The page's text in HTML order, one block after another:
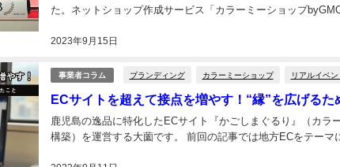
2023年9月15日
た。ネットショップ作成サービス「カラーミーショップ
事業者コラム ブランディング カラーミーショップ リアルイベン
ECサイトを超えて接点を増やす！“縁”を広げるた
鹿児島の逸品に特化したECサイト『かごしまぐるり』（カラ
構築）を運営する大薗です。 前回の記事では地方ECをテーマ